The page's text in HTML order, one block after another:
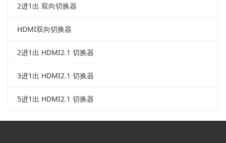
2进1出 双向切换器
HDMI双向切换器
2进1出 HDMI2.1 切换器
3进1出 HDMI2.1 切换器
5进1出 HDMI2.1 切换器